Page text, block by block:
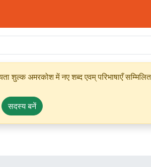
शुल्क अमरकोश में नए शब्द एवम् परिभाषाएँ
सदस्य बनें